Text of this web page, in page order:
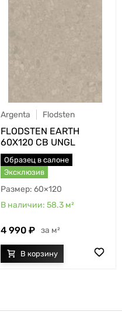
Argenta Flodsten
FLODSTEN EARTH
60X120 CB UNGL
Образец в салоне
Эксклюзив
60×120
58.3 м²
4 990 м²